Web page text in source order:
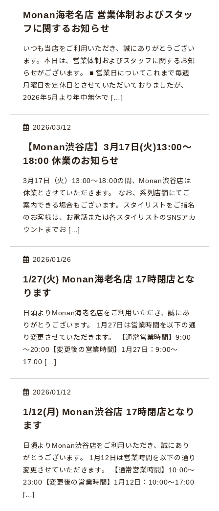
Monan海老名店 営業体制およびスタッ
フに関するお知らせ
いつも当店をご利用いただき、誠にありがとうござい
ます。本日は、営業体制およびスタッフに関するお知
らせがございます。 ■ 営業日についてこれまで毎週
月曜日を定休日とさせていただいておりましたが、
2026年5月より年中無休で […]
2026/03/12
【Monan渋谷店】3月17日(火)13:00〜
18:00 休業のお知らせ
3月17日（火）13:00〜18:00の間、Monan渋谷店は
休業とさせていただきます。 なお、系列店舗にてご
案内できる場合もございます。スタイリストをご指名
のお客様は、お電話または各スタイリストのSNSアカ
ウントまでお […]
2026/01/26
1/27(火) Monan海老名店 17時閉店とな
ります
日頃よりMonan海老名店をご利用いただき、誠にあ
りがとうございます。 1月27日は営業時間を以下の通
り変更させていただきます。 【通常営業時間】9:00
～20:00【変更後の営業時間】1月27日：9:00〜
17:00 […]
2026/01/12
1/12(月) Monan渋谷店 17時閉店となり
ます
日頃よりMonan渋谷店をご利用いただき、誠にあり
がとうございます。 1月12日は営業時間を以下の通り
変更させていただきます。 【通常営業時間】10:00～
23:00【変更後の営業時間】1月12日：10:00〜17:00
[…]